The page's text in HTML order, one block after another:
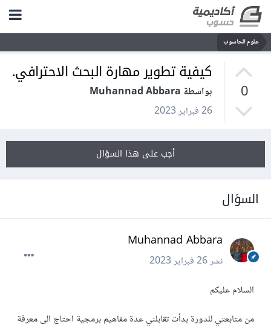
علوم الحاسوب
0
كيفية تطوير مهارة البحث الاحترافي.
بواسطة Muhannad Abbara
26 فبراير 2023
أجب على هذا السؤال
السؤال
Muhannad Abbara
نشر26 فبراير 2023
السلام عليكم
من متابعتي للدورة بدأت تقابلني عدة مفاهيم برمجية احتاج الى معرفة